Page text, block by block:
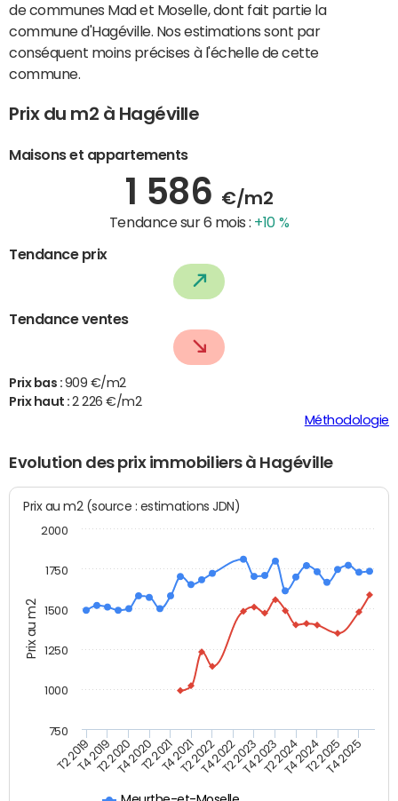
de communes Mad et Moselle, dont fait partie la
commune d'Hagéville. Nos estimations sont par
conséquent moins précises à l'échelle de cette
commune.
Prix du m2 à Hagéville
Maisons et appartements
1 586 €/m2
Tendance sur 6 mois : +10 %
Tendance prix
Tendance ventes
Prix bas : 909 €/m2
Prix haut :2 226 €/m2
Méthodologie
Evolution des prix immobiliers à Hagéville
Prix au m2
Prix au m2 (source : estimations JDN)
T2 2019T4 2019T2 2020T4 2020T2 2021T4 2021T2 2022T4 2022T2 2023T4 2023T2 2024T4 2024T2 2025T4 2025
750
1000
1250
1500
1750
2000